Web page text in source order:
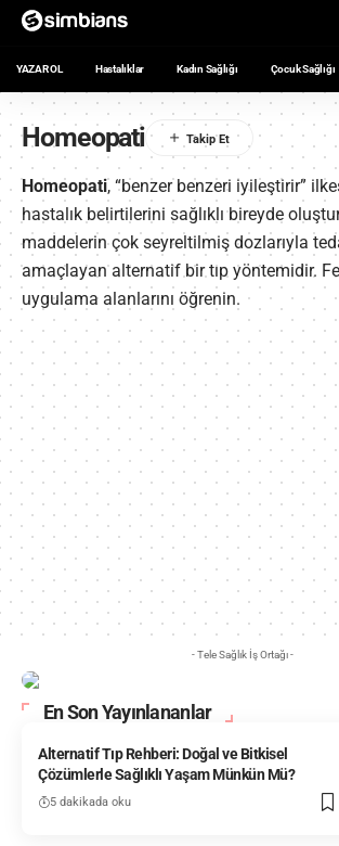
YAZAR OL Hastalıklar Kadın Sağlığı Çocuk Sağlığı
Homeopati
Homeopati, “benzer benzeri iyileştirir”
hastalık belirtilerini sağlıklı bireyde
maddelerin çok seyreltilmiş dozlarıyla
amaçlayan alternatif bir tıp yöntemidir.
uygulama alanlarını öğrenin.
- Tele Sağlık İş Ortağı -
En Son Yayınlananlar
Alternatif Tıp Rehberi: Doğal ve Bitkisel
Çözümlerle Sağlıklı Yaşam Münkün Mü?
5 dakikada oku